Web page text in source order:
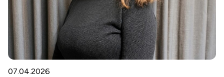
07.04.2026